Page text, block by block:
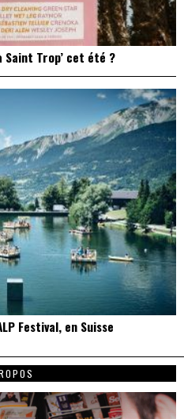
Trop’ cet été ?
Festival, en Suisse